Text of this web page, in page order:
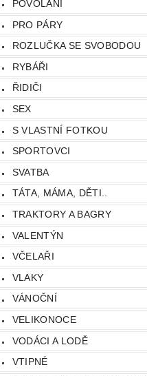
POVOLÁNÍ
PRO PÁRY
ROZLUČKA SE SVOBODOU
RYBÁŘI
ŘIDIČI
SEX
S VLASTNÍ FOTKOU
SPORTOVCI
SVATBA
TÁTA, MÁMA, DĚTI..
TRAKTORY A BAGRY
VALENTÝN
VČELAŘI
VLAKY
VÁNOČNÍ
VELIKONOCE
VODÁCI A LODĚ
VTIPNÉ